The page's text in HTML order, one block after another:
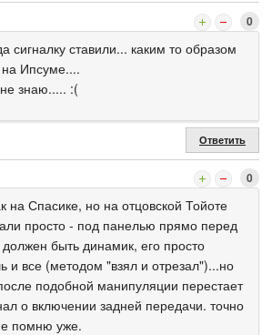
0
сигналку ставили... каким то образом
Ипсуме....
знаю..... :(
Ответить
0
на Спасике, но на отцовской Тойоте
просто - под панелью прямо перед
быть динамик, его просто
и все (методом "взял и отрезал")...но
подобной манипуляции перестает
о включении задней передачи. точно
помню уже.